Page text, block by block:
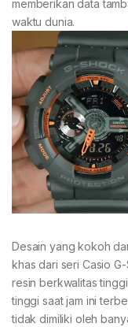
memberikan data
waktu dunia.
Desain yang kokoh
khas dari seri Casio
resin berkwalitas
tinggi saat jam ini
tidak dimiliki oleh